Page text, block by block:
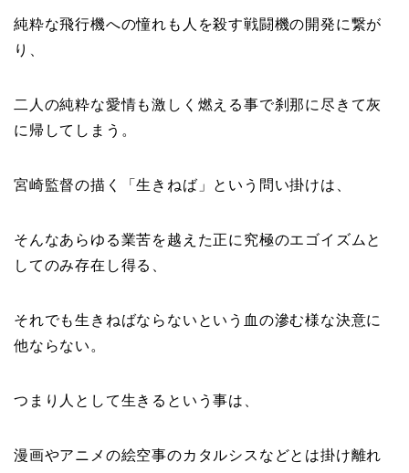
純粋な飛行機への憧れも人を殺す戦闘機の開発に繋が
り、
二人の純粋な愛情も激しく燃える事で刹那に尽きて灰
に帰してしまう。
宮崎監督の描く「生きねば」という問い掛けは、
そんなあらゆる業苦を越えた正に究極のエゴイズムと
してのみ存在し得る、
それでも生きねばならないという血の滲む様な決意に
他ならない。
つまり人として生きるという事は、
漫画やアニメの絵空事のカタルシスなどとは掛け離れ